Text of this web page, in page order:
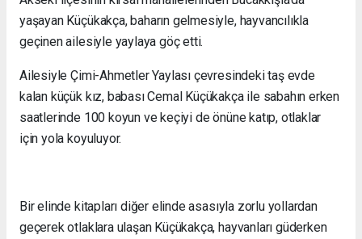
yaşayan Küçükakça, baharın gelmesiyle, hayvancılıkla
geçinen ailesiyle yaylaya göç etti.
Ailesiyle Çimi-Ahmetler Yaylası çevresindeki taş evde
kalan küçük kız, babası Cemal Küçükakça ile sabahın erken
saatlerinde 100 koyun ve keçiyi de önüne katıp, otlaklar
için yola koyuluyor.
Bir elinde kitapları diğer elinde asasıyla zorlu yollardan
geçerek otlaklara ulaşan Küçükakça, hayvanları güderken